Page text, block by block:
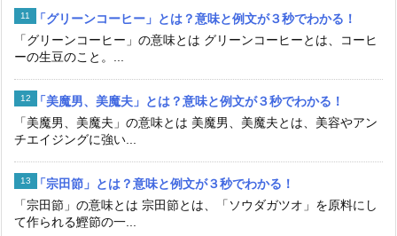
「グリーンコーヒー」とは？意味と例文が３秒でわかる！
「グリーンコーヒー」の意味とは グリーンコーヒーとは、コーヒ
ーの生豆のこと。...
「美魔男、美魔夫」とは？意味と例文が３秒でわかる！
「美魔男、美魔夫」の意味とは 美魔男、美魔夫とは、美容やアン
チエイジングに強い...
「宗田節」とは？意味と例文が３秒でわかる！
「宗田節」の意味とは 宗田節とは、「ソウダガツオ」を原料にし
て作られる鰹節の一...